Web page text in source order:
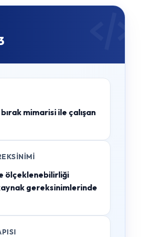
mimarisi ile çalışan
ölçeklenebilirliği
gereksinimlerinde